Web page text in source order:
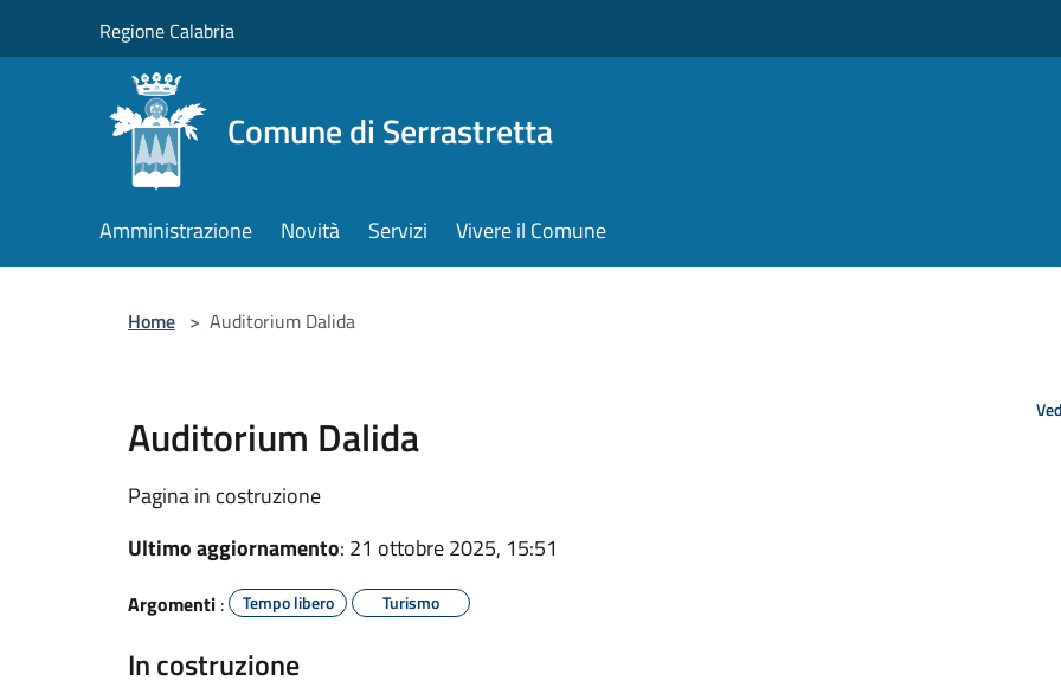
Regione Calabria
Comune di Serrastretta
Amministrazione Novità Servizi Vivere il Comune
Home > Auditorium Dalida
Auditorium Dalida
Pagina in costruzione
Ultimo aggiornamento: 21 ottobre 2025, 15:51
Argomenti : Tempo libero Turismo
In costruzione